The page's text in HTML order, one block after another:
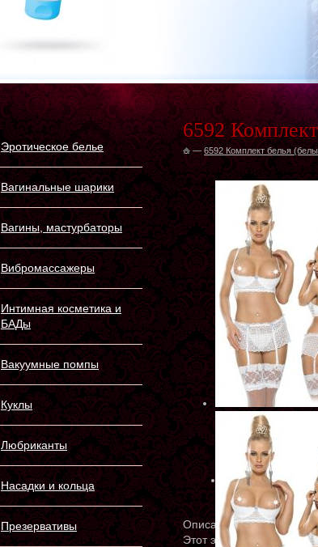
Эротическое белье
Вагинальные шарики
Вагины, мастурбаторы
Вибромассажеры
Интимная косметика и
БАДы
Вакуумные помпы
Куклы
Любриканты
Насадки и кольца
Презервативы
6592
—6592 Комплект белья
Описание
Этот эротический